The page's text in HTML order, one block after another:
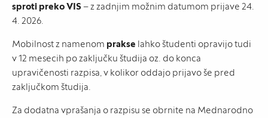
sproti preko VIS – z zadnjim možnim datumom prijave 24.
4. 2026.
Mobilnost z namenom prakse lahko študenti opravijo tudi
v 12 mesecih po zaključku študija oz. do konca
upravičenosti razpisa, v kolikor oddajo prijavo še pred
zaključkom študija.
Za dodatna vprašanja o razpisu se obrnite na Mednarodno